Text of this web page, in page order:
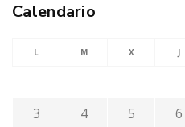
Calendario
L M X J
3
4 5 6